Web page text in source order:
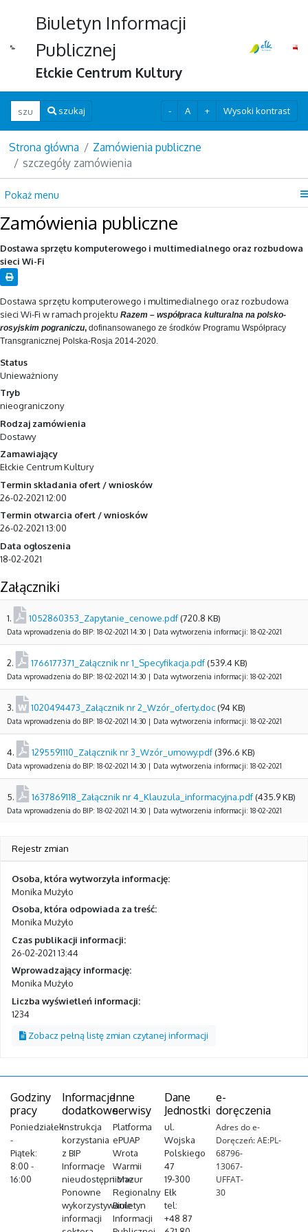
Biuletyn Informacji
Publicznej
Ełckie Centrum Kultury
Wpisz szukaną frazę
szukaj - A + Wysoki kontrast
Strona główna
Zamówienia publiczne
szczegóły zamówienia
Pokaż menu
Zamówienia publiczne
Dostawa sprzętu komputerowego i multimedialnego oraz rozbudowa
sieci Wi-Fi
Dostawa sprzętu komputerowego i multimedialnego oraz rozbudowa
sieci Wi-Fi w ramach projektu Razem – współpraca kulturalna na polsko-
rosyjskim pograniczu, dofinansowanego ze środków Programu Współpracy
Transgranicznej Polska-Rosja 2014-2020.
Status
Unieważniony
Tryb
nieograniczony
Rodzaj zamówienia
Dostawy
Zamawiający
Ełckie Centrum Kultury
Termin składania ofert / wniosków
26-02-2021 12:00
Termin otwarcia ofert / wniosków
26-02-2021 13:00
Data ogłoszenia
18-02-2021
Załączniki
1. 1052860353_Zapytanie_cenowe.pdf(720.8 KB)
Data wprowadzenia do BIP: 18-02-2021 14:30 | Data wytworzenia informacji: 18-02-2021
2. 1766177371_Załącznik nr 1_Specyfikacja.pdf(539.4 KB)
Data wprowadzenia do BIP: 18-02-2021 14:30 | Data wytworzenia informacji: 18-02-2021
3. 1020494473_Załącznik nr 2_Wzór_oferty.doc(94 KB)
Data wprowadzenia do BIP: 18-02-2021 14:30 | Data wytworzenia informacji: 18-02-2021
4. 1295591110_Załącznik nr 3_Wzór_umowy.pdf(396.6 KB)
Data wprowadzenia do BIP: 18-02-2021 14:30 | Data wytworzenia informacji: 18-02-2021
5. 1637869118_Załącznik nr 4_Klauzula_informacyjna.pdf(435.9 KB)
Data wprowadzenia do BIP: 18-02-2021 14:30 | Data wytworzenia informacji: 18-02-2021
Rejestr zmian
Osoba, która wytworzyła informację:
Monika Mużyło
Osoba, która odpowiada za treść:
Monika Mużyło
Czas publikacji informacji:
26-02-2021 13:44
Wprowadzający informację:
Monika Mużyło
Liczba wyświetleń informacji:
1234
Zobacz pełną listę zmian czytanej informacji
Godziny
pracy
Poniedziałek
-
Piątek:
8:00 -
16:00
Informacje
dodatkowe
Instrukcja
korzystania
z BIP
Informacje
nieudostępnione
Ponowne
wykorzystywanie
informacji
Inne
serwisy
Platforma
ePUAP
Wrota
Warmii
i Mazur
Regionalny
Biuletyn
Informacji
Dane
Jednostki
ul.
Wojska
Polskiego
47
19-300
Ełk
tel:
+48 87
e-
doręczenia
Adres do e-
Doręczeń: AE:PL-
68796-
13067-
UFFAT-
30